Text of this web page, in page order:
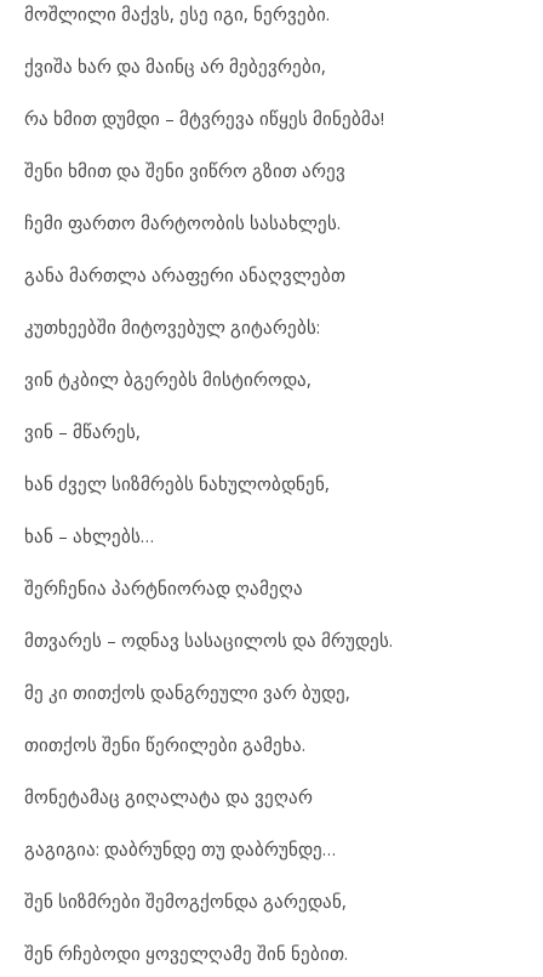
მოშლილი მაქვს, ესე იგი, ნერვები.
ქვიშა ხარ და მაინც არ მებევრები,
რა ხმით დუმდი – მტვრევა იწყეს მინებმა!
შენი ხმით და შენი ვიწრო გზით არევ
ჩემი ფართო მარტოობის სასახლეს.
განა მართლა არაფერი ანაღვლებთ
კუთხეებში მიტოვებულ გიტარებს:
ვინ ტკბილ ბგერებს მისტიროდა,
ვინ – მწარეს,
ხან ძველ სიზმრებს ნახულობდნენ,
ხან – ახლებს…
შერჩენია პარტნიორად ღამეღა
მთვარეს – ოდნავ სასაცილოს და მრუდეს.
მე კი თითქოს დანგრეული ვარ ბუდე,
თითქოს შენი წერილები გამეხა.
მონეტამაც გიღალატა და ვეღარ
გაგიგია: დაბრუნდე თუ დაბრუნდე…
შენ სიზმრები შემოგქონდა გარედან,
შენ რჩებოდი ყოველღამე შინ ნებით.